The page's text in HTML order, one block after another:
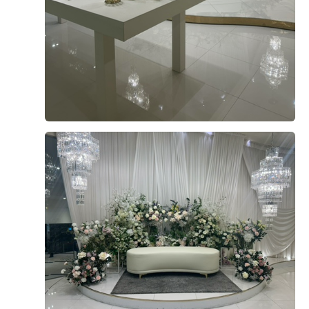
The VenirReview
더 베니르 고객님들께서
직접 작성해주신 소중한 후기입니다.
후기 쓰기
함재식, 김소연 계약후기
2026-06-14 102명 읽음 + 블로그